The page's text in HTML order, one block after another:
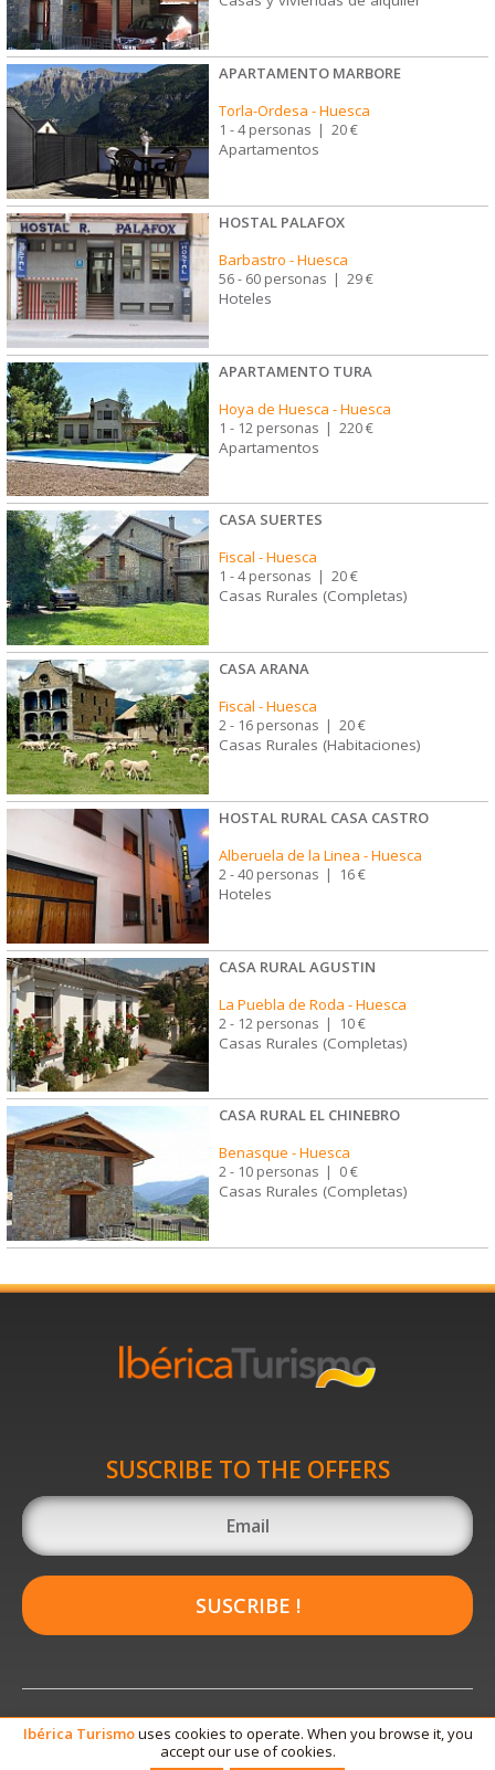
APARTAMENTO MARBORE
Torla-Ordesa -Huesca
1 - 4 personas | 20 €
Apartamentos
HOSTAL PALAFOX
Barbastro -Huesca
56 - 60 personas | 29 €
Hoteles
APARTAMENTO TURA
Hoya de Huesca -Huesca
1 - 12 personas | 220 €
Apartamentos
CASA SUERTES
Fiscal -Huesca
1 - 4 personas | 20 €
Casas Rurales (Completas)
CASA ARANA
Fiscal -Huesca
2 - 16 personas | 20 €
Casas Rurales (Habitaciones)
HOSTAL RURAL CASA CASTRO
Alberuela de la Linea -Huesca
2 - 40 personas | 16 €
Hoteles
CASA RURAL AGUSTIN
La Puebla de Roda -Huesca
2 - 12 personas | 10 €
Casas Rurales (Completas)
CASA RURAL EL CHINEBRO
Benasque -Huesca
2 - 10 personas | 0 €
Casas Rurales (Completas)
SUSCRIBE TO THE OFFERS
SUSCRIBE !
Ibérica Turismouses cookies to operate. When you browse it, you
accept our use of cookies.